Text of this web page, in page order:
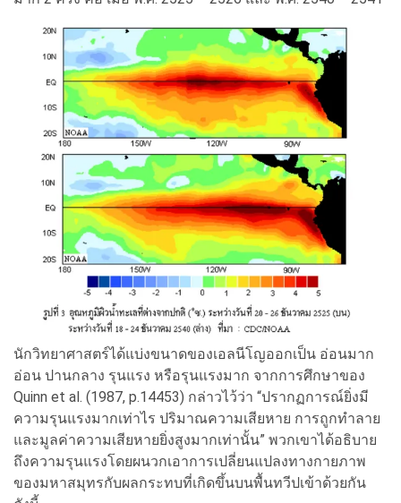
นักวิทยาศาสตร์ได้แบ่งขนาดของเอลนีโญออกเป็น อ่อนมาก
อ่อน ปานกลาง รุนแรง หรือรุนแรงมาก จากการศึกษาของ
Quinn et al. (1987, p.14453) กล่าวไว้ว่า “ปรากฏการณ์ยิ่งมี
ความรุนแรงมากเท่าไร ปริมาณความเสียหาย การถูกทำลาย
และมูลค่าความเสียหายยิ่งสูงมากเท่านั้น” พวกเขาได้อธิบาย
ถึงความรุนแรงโดยผนวกเอาการเปลี่ยนแปลงทางกายภาพ
ของมหาสมุทรกับผลกระทบที่เกิดขึ้นบนพื้นทวีปเข้าด้วยกัน